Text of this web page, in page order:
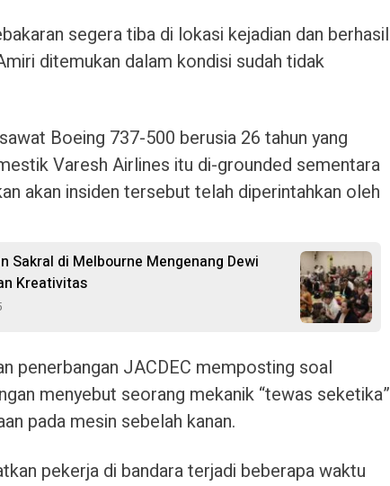
segera tiba di lokasi kejadian dan berhasil
ditemukan dalam kondisi sudah tidak
Boeing 737-500 berusia 26 tahun yang
Varesh Airlines itu di-grounded sementara
akan insiden tersebut telah diperintahkan oleh
Sakral di Melbourne Mengenang Dewi
Kreativitas
penerbangan JACDEC memposting soal
menyebut seorang mekanik “tewas seketika”
pada mesin sebelah kanan.
pekerja di bandara terjadi beberapa waktu